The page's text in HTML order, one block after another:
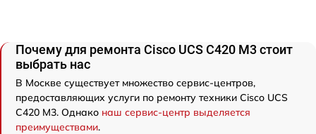
Почему для ремонта Cisco UCS C420 M3 стоит
выбрать нас
В Москве существует множество сервис-центров,
предоставляющих услуги по ремонту техники Cisco UCS
C420 M3. Однако наш сервис-центр выделяется
преимуществами.